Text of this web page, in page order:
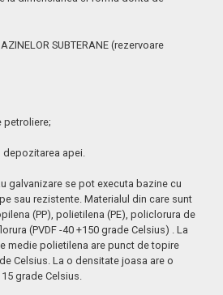
Minipiscine si cuve
Polipropilena
si reparatii galvanizare
Fermentator bere
hidrocarburi si uleiuri
mase plastice
SUBTERANE (rezervoare
petroliere;
apei.
galvanizare se pot executa bazine cu
sau rezistente. Materialul din care sunt
(PP), polietilena (PE), policlorura de
(PVDF -40 +150 grade Celsius) . La
medie polietilena are punct de topire
Celsius. La o densitate joasa are o
grade Celsius.